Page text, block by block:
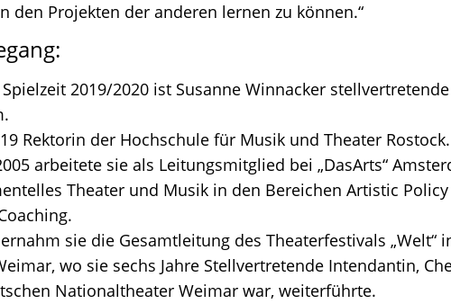
den Projekten der anderen lernen zu können.“
2019/2020 ist Susanne Winnacker
Rektorin der Hochschule für Musik und Theater Rostock.
arbeitete sie als Leitungsmitglied bei „DasArts“
Theater und Musik in den Bereichen Artistic
sie die Gesamtleitung des Theaterfestivals „Welt“
wo sie sechs Jahre Stellvertretende Intendantin,
Nationaltheater Weimar war, weiterführte.